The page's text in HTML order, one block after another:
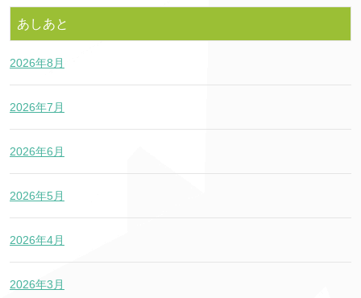
あしあと
2026年8月
2026年7月
2026年6月
2026年5月
2026年4月
2026年3月